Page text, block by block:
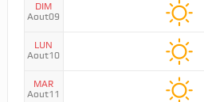
DIM
Aout09
LUN
Aout10
MAR
Aout11